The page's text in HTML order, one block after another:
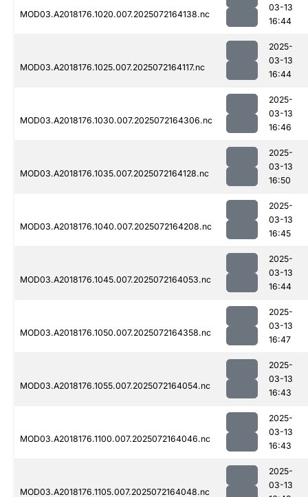
MOD03.A2018176.1020.007.2025072164138.nc
03-13
16:44
MOD03.A2018176.1025.007.2025072164117.nc
2025-
03-13
16:44
MOD03.A2018176.1030.007.2025072164306.nc
2025-
03-13
16:46
MOD03.A2018176.1035.007.2025072164128.nc
2025-
03-13
16:50
MOD03.A2018176.1040.007.2025072164208.nc
2025-
03-13
16:45
MOD03.A2018176.1045.007.2025072164053.nc
2025-
03-13
16:44
MOD03.A2018176.1050.007.2025072164358.nc
2025-
03-13
16:47
MOD03.A2018176.1055.007.2025072164054.nc
2025-
03-13
16:43
MOD03.A2018176.1100.007.2025072164046.nc
2025-
03-13
16:43
MOD03.A2018176.1105.007.2025072164048.nc
2025-
03-13